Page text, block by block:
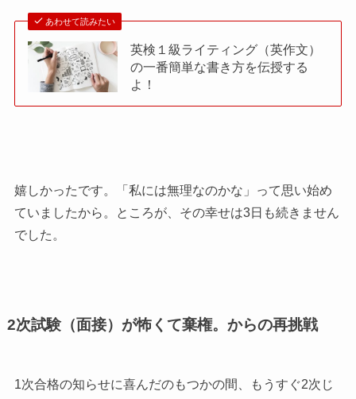
あわせて読みたい
英検１級ライティング（英作文）
の一番簡単な書き方を伝授する
よ！
嬉しかったです。「私には無理なのかな」って思い始め
ていましたから。ところが、その幸せは3日も続きません
でした。
2次試験（面接）が怖くて棄権。からの再挑戦
1次合格の知らせに喜んだのもつかの間、もうすぐ2次じ